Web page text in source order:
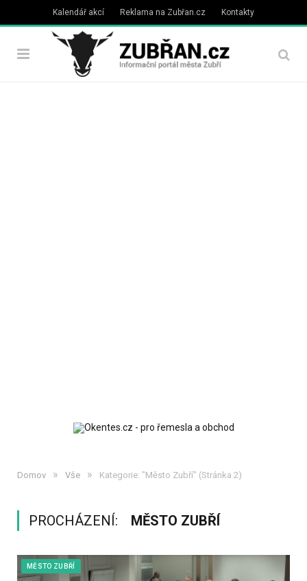
Kalendář akcí Reklama na Zubřan.cz Kontakty
Domov » Vše » Kategorie: "Město Zubří" (Stránka 2)
PROCHÁZENÍ: MĚSTO ZUBŘÍ
MĚSTO ZUBŘÍ